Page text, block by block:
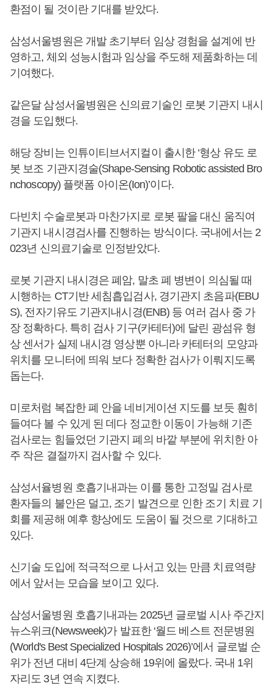
환점이 될 것이란 기대를 받았다.
삼성서울병원은 개발 초기부터 임상 경험을 설계에 반
영하고, 체외 성능시험과 임상을 주도해 제품화하는 데
기여했다.
같은달 삼성서울병원은 신의료기술인 로봇 기관지 내시
경을 도입했다.
해당 장비는 인튜이티브서지컬이 출시한 ‘형상 유도 로
봇 보조 기관지경술(Shape-Sensing Robotic assisted Bro
nchoscopy) 플랫폼 아이온(Ion)’이다.
다빈치 수술로봇과 마찬가지로 로봇 팔을 대신 움직여
기관지 내시경검사를 진행하는 방식이다. 국내에서는 2
023년 신의료기술로 인정받았다.
로봇 기관지 내시경은 폐암, 말초 폐 병변이 의심될 때
시행하는 CT기반 세침흡입검사, 경기관지 초음파(EBU
S), 전자기유도 기관지내시경(ENB) 등 여러 검사 중 가
장 정확하다. 특히 검사 기구(카테터)에 달린 광섬유 형
상 센서가 실제 내시경 영상뿐 아니라 카테터의 모양과
위치를 모니터에 띄워 보다 정확한 검사가 이뤄지도록
돕는다.
미로처럼 복잡한 폐 안을 네비게이션 지도를 보듯 훤히
들여다 볼 수 있게 된 데다 정교한 이동이 가능해 기존
검사로는 힘들었던 기관지 폐의 바깥 부분에 위치한 아
주 작은 결절까지 검사할 수 있다.
삼성서율병원 호흡기내과는 이를 통한 고정밀 검사로
환자들의 불안은 덜고, 조기 발견으로 인한 조기 치료 기
회를 제공해 예후 향상에도 도움이 될 것으로 기대하고
있다.
신기술 도입에 적극적으로 나서고 있는 만큼 치료역량
에서 앞서는 모습을 보이고 있다.
삼성서울병원 호흡기내과는 2025년 글로벌 시사 주간지
뉴스위크(Newsweek)가 발표한 ‘월드 베스트 전문병원
(World's Best Specialized Hospitals 2026)’에서 글로벌 순
위가 전년 대비 4단계 상승해 19위에 올랐다. 국내 1위
자리도 3년 연속 지켰다.